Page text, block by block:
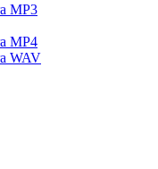
MP3
MP4
WAV